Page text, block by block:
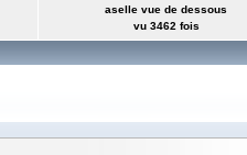
aselle vue de dessous
vu 3462 fois